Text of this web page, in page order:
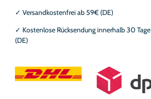
✓ Versandkostenfrei ab 59€ (DE)
✓ Kostenlose Rücksendung innerhalb 30 Tage
(DE)